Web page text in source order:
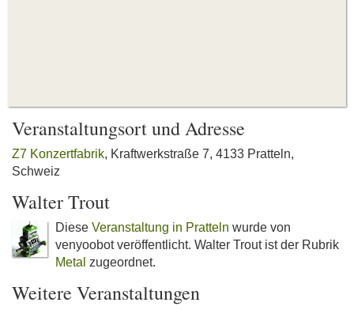
Veranstaltungsort und Adresse
Z7 Konzertfabrik, Kraftwerkstraße 7, 4133 Pratteln,
Schweiz
Walter Trout
Diese Veranstaltung in Pratteln wurde von
venyoobot veröffentlicht. Walter Trout ist der Rubrik
Metal zugeordnet.
Weitere Veranstaltungen